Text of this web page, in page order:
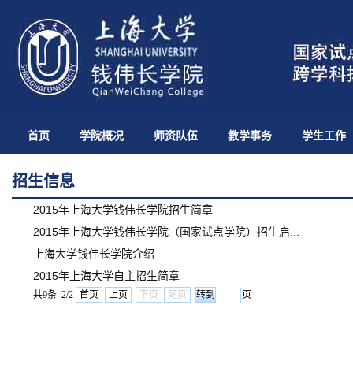
首页 学院概况 师资队伍 教学事务 学生工作
招生信息
2015年上海大学钱伟长学院招生简章
2015年上海大学钱伟长学院（国家试点学院）招生启...
上海大学钱伟长学院介绍
2015年上海大学自主招生简章
共9条 2/2 首页 上页 下页 尾页 页